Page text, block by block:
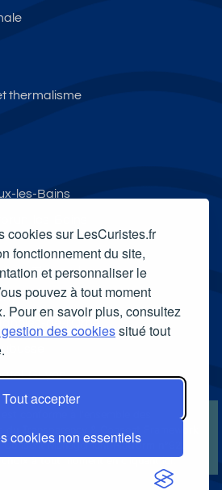
cookies sur LesCuristes.fr
fonctionnement du site,
et personnaliser le
pouvez à tout moment
Pour en savoir plus, consultez
des cookiessitué tout
Tout accepter
cookies non essentiels
thermalisme
les-Bains
Thermal
de-l'Orne
Guyon
conforme à l'ensemble des
Transparency & Consent Framework
Management Platform n°92.
à tout moment encliquant ici.